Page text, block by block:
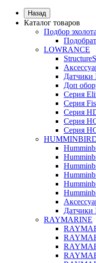
Назад
Каталог товаров
Подбор эхолота
LOWRANCE
Датчики
Доп
Серия
Серия
Серия
Серия
Серия
Датчики
RAYMARINE